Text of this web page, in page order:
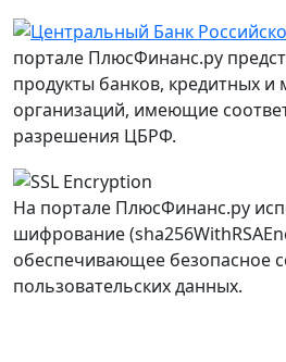
портале ПлюсФинанс.ру
продукты банков, кредитных
организаций, имеющие
разрешения ЦБРФ.
На портале ПлюсФинанс.ру
шифрование
обеспечивающее безопасное
пользовательских данных.